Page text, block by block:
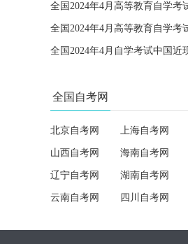
全国2024年4月高等教育自学考
全国2024年4月自学考试中国近
全国自考网
北京自考网 上海自考网
山西自考网 海南自考网
辽宁自考网 湖南自考网
云南自考网 四川自考网